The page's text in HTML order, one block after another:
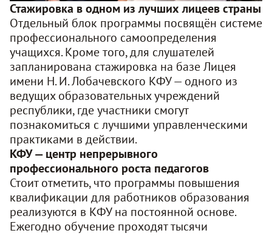
Стажировка в одном из лучших лицеев страны
Отдельный блок программы посвящён системе
профессионального самоопределения
учащихся. Кроме того, для слушателей
запланирована стажировка на базе Лицея
имени Н. И. Лобачевского КФУ — одного из
ведущих образовательных учреждений
республики, где участники смогут
познакомиться с лучшими управленческими
практиками в действии.
КФУ — центр непрерывного
профессионального роста педагогов
Стоит отметить, что программы повышения
квалификации для работников образования
реализуются в КФУ на постоянной основе.
Ежегодно обучение проходят тысячи